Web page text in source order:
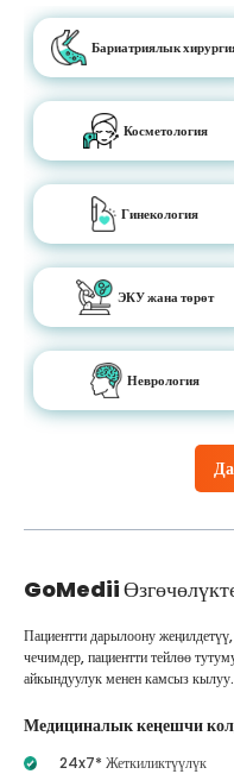
Бариатриялык
Косметология
Гинекология
ЭКУ жана төрөт
Неврология
GoMedii
Пациентти дарылоону
чечимдер, пациентти тейлөө
айкындуулук менен камсыз кылуу.
Медициналык кеңешчи
24x7* Жеткиликтүүлүк